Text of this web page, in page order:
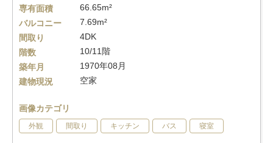
専有面積
66.65m²
バルコニー
7.69m²
間取り
4DK
階数
10/11階
築年月
1970年08月
建物現況
空家
画像カテゴリ
外観 間取り キッチン バス 寝室